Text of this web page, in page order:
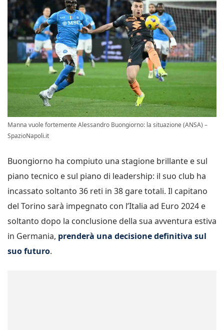
Manna vuole fortemente Alessandro Buongiorno: la situazione (ANSA) –
SpazioNapoli.it
Buongiorno ha compiuto una stagione brillante e sul
piano tecnico e sul piano di leadership: il suo club ha
incassato soltanto 36 reti in 38 gare totali. Il capitano
del Torino sarà impegnato con l’Italia ad Euro 2024 e
soltanto dopo la conclusione della sua avventura estiva
in Germania, prenderà una decisione definitiva sul
suo futuro.